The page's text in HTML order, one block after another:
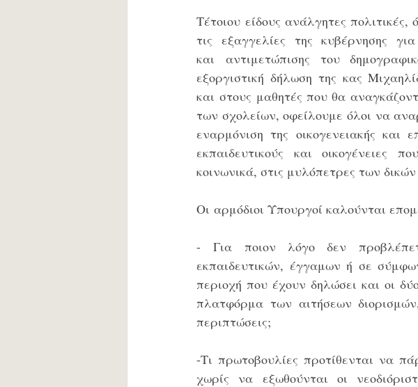
Τέτοιου είδους ανάλγητες
τις εξαγγελίες της κυβέρνησης
και αντιμετώπισης του
εξοργιστική δήλωση της κας
και στους μαθητές που θα
των σχολείων, οφείλουμε όλοι να
εναρμόνιση της οικογενειακής και
εκπαιδευτικούς και οικογένειες
κοινωνικά, στις μυλόπετρες των
Οι αρμόδιοι Υπουργοί καλούνται
- Για ποιον λόγο δεν
εκπαιδευτικών, έγγαμων ή σε
περιοχή που έχουν δηλώσει και οι
πλατφόρμα των αιτήσεων
περιπτώσεις;
-Τι πρωτοβουλίες προτίθενται να
χωρίς να εξωθούνται οι